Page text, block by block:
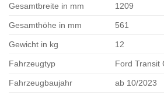
Gesamtbreite in mm 1209
Gesamthöhe in mm 561
Gewicht in kg 12
Fahrzeugtyp Ford Transit
Fahrzeugbaujahr ab 10/2023